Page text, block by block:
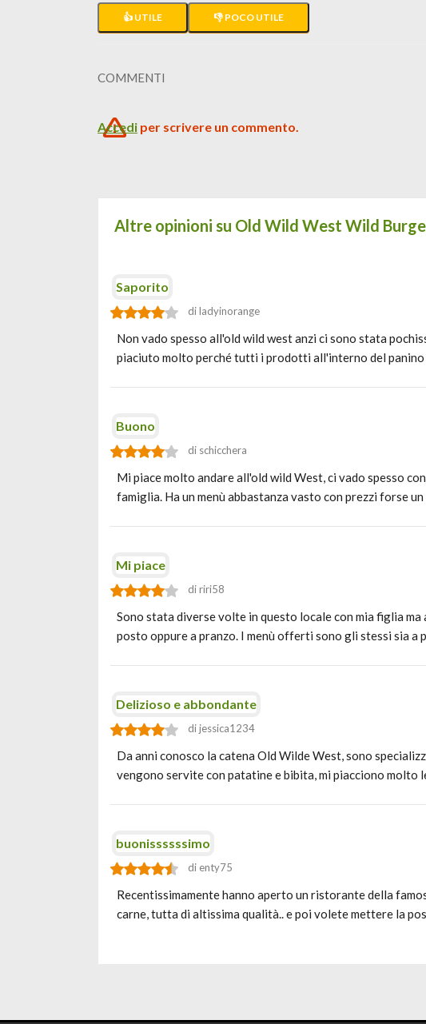
👍 UTILE 👎 POCO UTILE
COMMENTI
Accedi per scrivere un commento.
Altre opinioni su Old Wild West Wild
Saporito
di ladyinorange
Non vado spesso all'old wild west anzi ci sono stata
piaciuto molto perché tutti i prodotti all'interno del
Buono
di schicchera
Mi piace molto andare all'old wild West, ci vado spesso
famiglia. Ha un menù abbastanza vasto con prezzi forse
Mi piace
di riri58
Sono stata diverse volte in questo locale con mia figlia
posto oppure a pranzo. I menù offerti sono gli stessi sia a
Delizioso e abbondante
di jessica1234
Da anni conosco la catena Old Wilde West, sono
vengono servite con patatine e bibita, mi piacciono molto
buonissssssimo
di enty75
Recentissimamente hanno aperto un ristorante della
carne, tutta di altissima qualità.. e poi volete mettere la